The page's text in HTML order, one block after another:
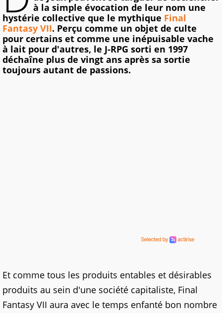
à la simple évocation de leur nom une
hystérie collective que le mythique Final
Fantasy VII. Perçu comme un objet de culte
pour certains et comme une inépuisable vache
à lait pour d'autres, le J-RPG sorti en 1997
déchaîne plus de vingt ans après sa sortie
toujours autant de passions.
Et comme tous les produits entables et désirables
produits au sein d'une société capitaliste, Final
Fantasy VII aura avec le temps enfanté bon nombre